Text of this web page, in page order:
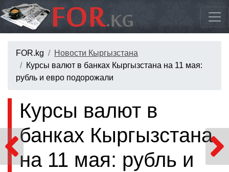
FOR.kg
Новости Кыргызстана
Курсы валют в банках Кыргызстана на 11 мая:
рубль и евро подорожали
Курсы валют в
банках Кыргызстана
на 11 мая: рубль и